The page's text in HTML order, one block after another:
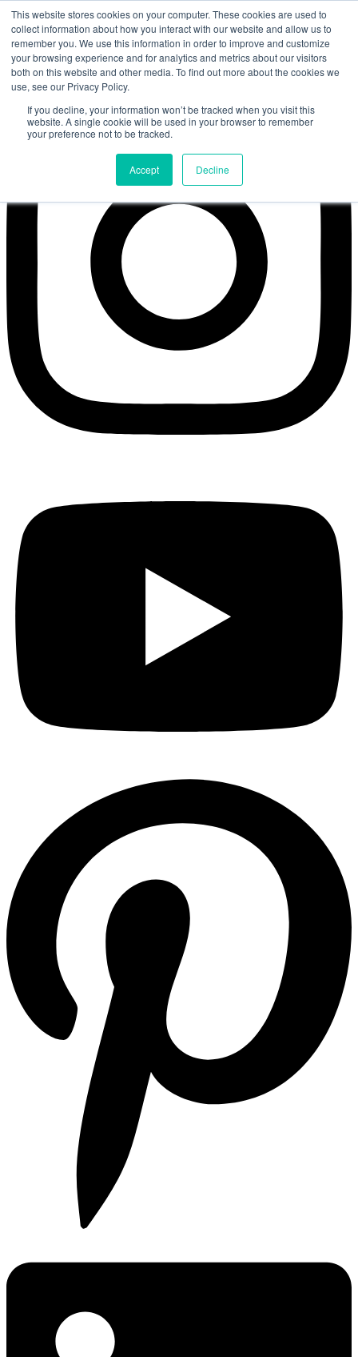
This website stores cookies on your computer. These cookies are used to
collect information about how you interact with our website and allow us to
remember you. We use this information in order to improve and customize
your browsing experience and for analytics and metrics about our visitors
both on this website and other media. To find out more about the cookies we
use, see our Privacy Policy.
If you decline, your information won’t be tracked when you visit this
website. A single cookie will be used in your browser to remember
your preference not to be tracked.
Accept Decline
Zum Inhalt springen
Schnuppertermine
info@musikerfabrik.de
03931 216695